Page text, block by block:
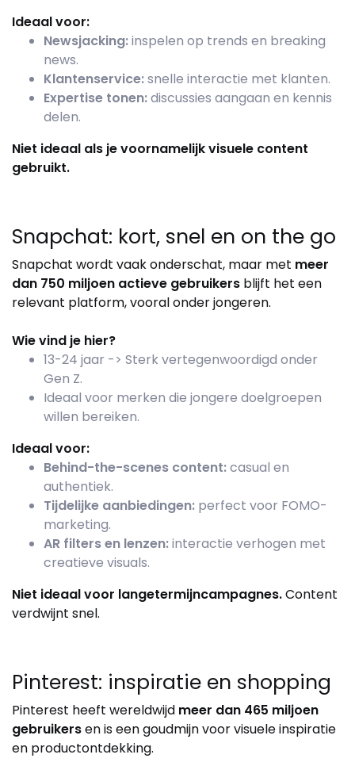
Ideaal voor:
Newsjacking:inspelen op trends en breaking
news.
Klantenservice:snelle interactie met klanten.
Expertise tonen:discussies aangaan en kennis
delen.
Niet ideaal als je voornamelijk visuele content
gebruikt.
Snapchat: kort, snel en on the go
Snapchat wordt vaak onderschat, maar met meer
dan 750 miljoen actieve gebruikers blijft het een
relevant platform, vooral onder jongeren.
Wie vind je hier?
13-24 jaar -> Sterk vertegenwoordigd onder
Gen Z.
Ideaal voor merken die jongere doelgroepen
willen bereiken.
Ideaal voor:
Behind-the-scenes content:casual en
authentiek.
Tijdelijke aanbiedingen: perfect voor FOMO-
marketing.
AR filters en lenzen:interactie verhogen met
creatieve visuals.
Niet ideaal voor langetermijncampagnes.Content
verdwijnt snel.
Pinterest: inspiratie en shopping
Pinterest heeft wereldwijd meer dan 465 miljoen
gebruikersen is een goudmijn voor visuele inspiratie
en productontdekking.